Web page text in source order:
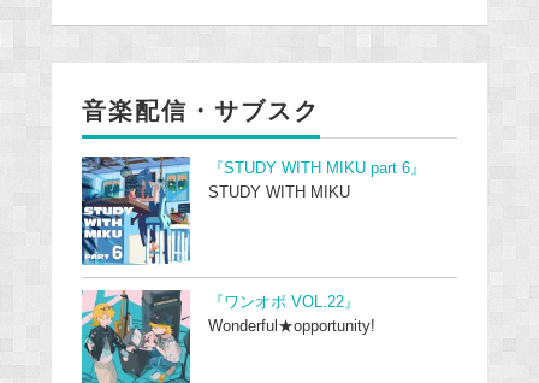
音楽配信・サブスク
『STUDY WITH MIKU part 6』
STUDY WITH MIKU
『ワンオポ VOL.22』
Wonderful★opportunity!